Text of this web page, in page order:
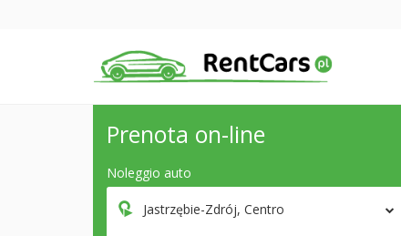
Prenota on-line
Noleggio auto
Jastrzębie-Zdrój, Centro